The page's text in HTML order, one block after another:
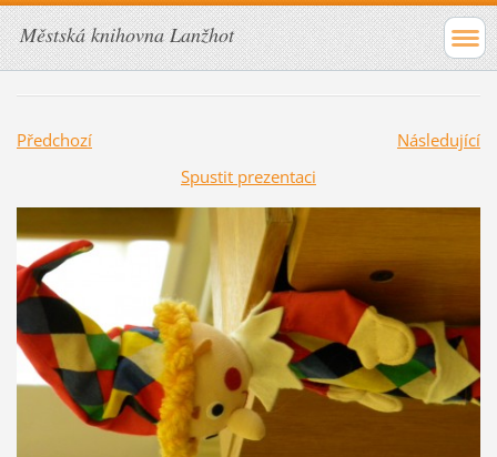
Městská knihovna Lanžhot
Předchozí
Následující
Spustit prezentaci